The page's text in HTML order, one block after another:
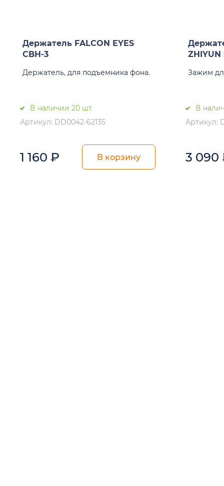
Держатель FALCON EYES
CBH-3
Держатель, для подъемника фона.
В наличии 20 шт.
Артикул: DD0042-62135
1 160 ₽ В корзину
ZHIYUN
Зажим
В
Артикул:
3 090